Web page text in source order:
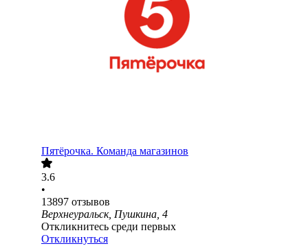
Пятёрочка. Команда магазинов
3.6
•
13897 отзывов
Верхнеуральск, Пушкина, 4
Откликнитесь среди первых
Откликнуться